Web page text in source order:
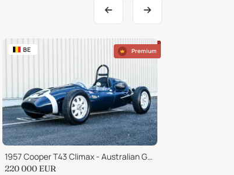
BE Premium
1957 Cooper T43 Climax - Australian Gold Star Winner
220 000 EUR